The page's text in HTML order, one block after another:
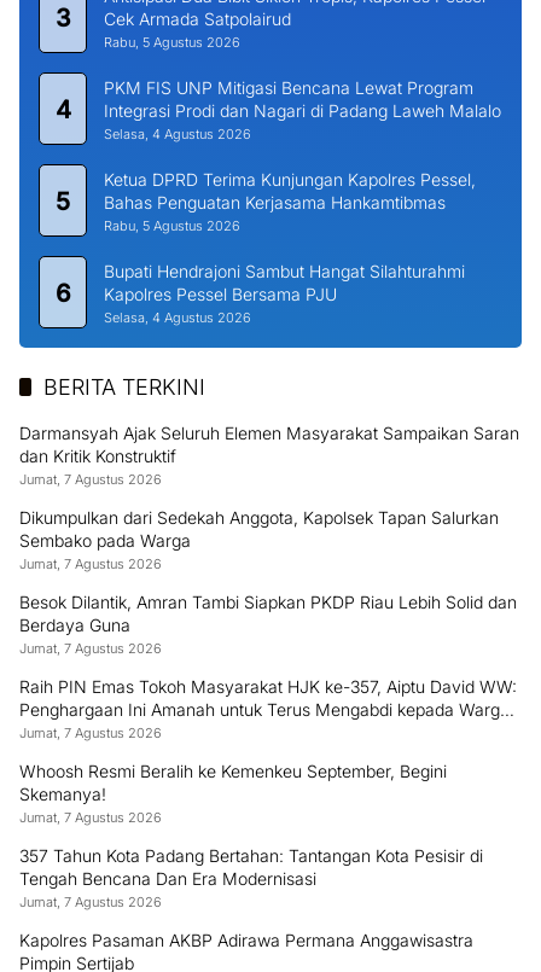
3
Cek Armada Satpolairud
Rabu, 5 Agustus 2026
4
PKM FIS UNP Mitigasi Bencana Lewat Program
Integrasi Prodi dan Nagari di Padang Laweh Malalo
Selasa, 4 Agustus 2026
5
Ketua DPRD Terima Kunjungan Kapolres Pessel,
Bahas Penguatan Kerjasama Hankamtibmas
Rabu, 5 Agustus 2026
6
Bupati Hendrajoni Sambut Hangat Silahturahmi
Kapolres Pessel Bersama PJU
Selasa, 4 Agustus 2026
BERITA TERKINI
Darmansyah Ajak Seluruh Elemen Masyarakat Sampaikan Saran
dan Kritik Konstruktif
Jumat, 7 Agustus 2026
Dikumpulkan dari Sedekah Anggota, Kapolsek Tapan Salurkan
Sembako pada Warga
Jumat, 7 Agustus 2026
Besok Dilantik, Amran Tambi Siapkan PKDP Riau Lebih Solid dan
Berdaya Guna
Jumat, 7 Agustus 2026
Raih PIN Emas Tokoh Masyarakat HJK ke-357, Aiptu David WW:
Penghargaan Ini Amanah untuk Terus Mengabdi kepada Warga
Padang
Jumat, 7 Agustus 2026
Whoosh Resmi Beralih ke Kemenkeu September, Begini
Skemanya!
Jumat, 7 Agustus 2026
357 Tahun Kota Padang Bertahan: Tantangan Kota Pesisir di
Tengah Bencana Dan Era Modernisasi
Jumat, 7 Agustus 2026
Kapolres Pasaman AKBP Adirawa Permana Anggawisastra
Pimpin Sertijab